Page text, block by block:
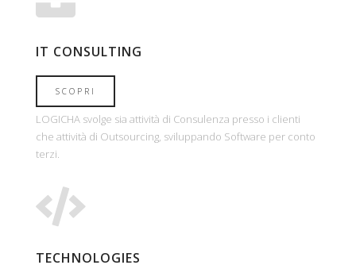
IT CONSULTING
SCOPRI
LOGICHA svolge sia attività di Consulenza presso i clienti
che attività di Outsourcing, sviluppando Software per conto
terzi.
TECHNOLOGIES